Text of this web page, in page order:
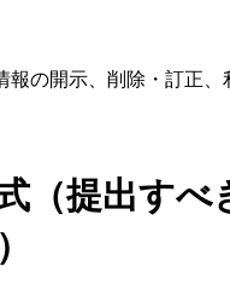
の開示、削除・訂正
（提出す